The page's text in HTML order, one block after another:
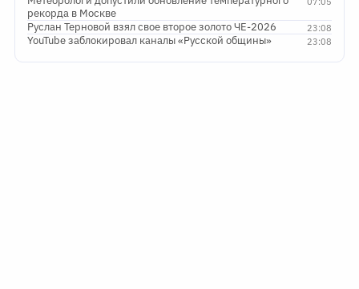
рекорда в Москве
23:08
Руслан Терновой взял свое второе золото ЧЕ-2026
23:08
YouTube заблокировал каналы «Русской общины»